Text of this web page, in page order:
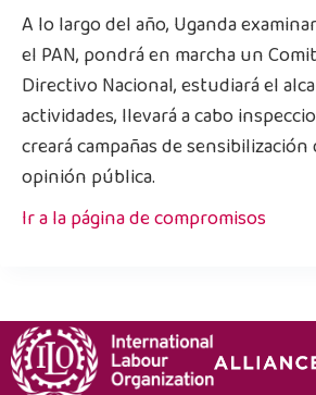
A lo largo del año, Uganda
el PAN, pondrá en marcha un
Directivo Nacional, estudiará el
actividades, llevará a cabo
creará campañas de sensibilización
opinión pública.
Ir a la página de compromisos